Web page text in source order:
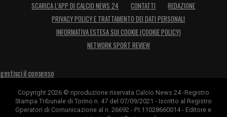
SCARICA L’APP DI CALCIO NEWS 24 CONTATTI
REDAZIONE
PRIVACY POLICY E TRATTAMENTO DEI DATI PERSONALI
INFORMATIVA ESTESA SUI COOKIE (COOKIE POLICY)
NETWORK SPORT REVIEW
gestisci il consenso
Copyright 2026 © riproduzione riservata Calcio News 24 -Registro
Stampa Tribunale di Torino n. 47 del 07/09/2021 - Iscritto al Registro
Operatori di Comunicazione al n. 26692 - P.I.11028660014 - Editore e